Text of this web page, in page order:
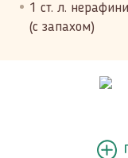
1 ст. л.
(с запахом)